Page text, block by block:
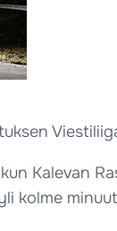
Kalevan
kolme